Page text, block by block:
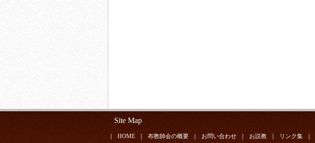
Site Map
｜ HOME ｜ 布教師会の概要 ｜ お問い合わせ ｜ お説教 ｜ リンク集 ｜